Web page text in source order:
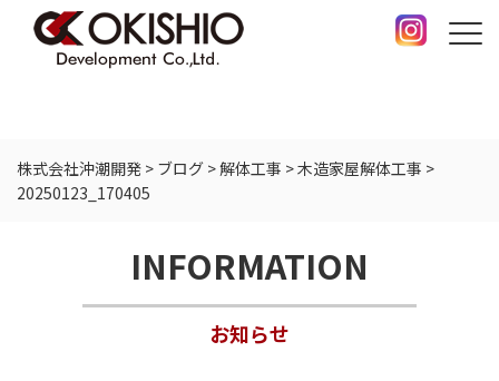
株式会社沖潮開発 > ブログ >解体工事 >木造家屋解体工事 >
20250123_170405
INFORMATION
お知らせ